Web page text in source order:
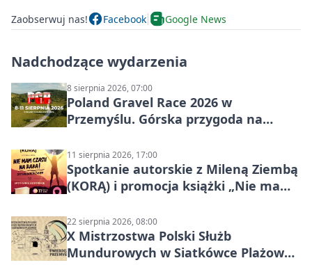
Zaobserwuj nas! Facebook Google News
Nadchodzące wydarzenia
8 sierpnia 2026, 07:00
Poland Gravel Race 2026 w
Przemyślu. Górska przygoda na
11 sierpnia 2026, 17:00
Spotkanie autorskie z Mileną Ziembą
(KORĄ) i promocja książki „Nie mam
22 sierpnia 2026, 08:00
X Mistrzostwa Polski Służb
Mundurowych w Siatkówce Plażowej